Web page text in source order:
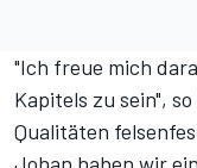
"Ich freue mich
Kapitels zu sein",
Qualitäten